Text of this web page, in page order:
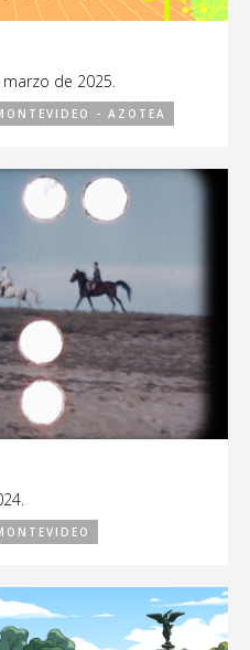
de 2025.
- AZOTEA